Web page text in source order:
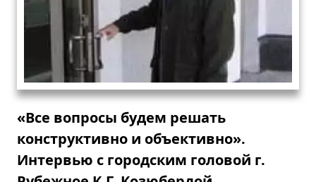
«Все вопросы будем решать
конструктивно и объективно».
Интервью с городским головой г.